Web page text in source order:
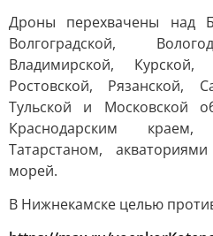
Дроны перехвачены над
Волгоградской,
Владимирской, Курской,
Ростовской, Рязанской,
Тульской и Московской
Краснодарским
Татарстаном,
морей.
В Нижнекамске целью